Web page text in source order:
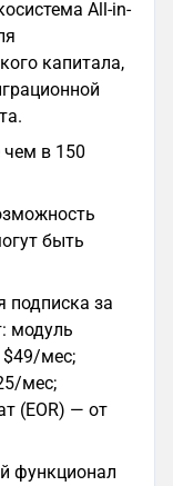
All-in-
капитала,
в 150
быть
подписка за
модуль
$49/мес;
мес;
(EOR) — от
функционал